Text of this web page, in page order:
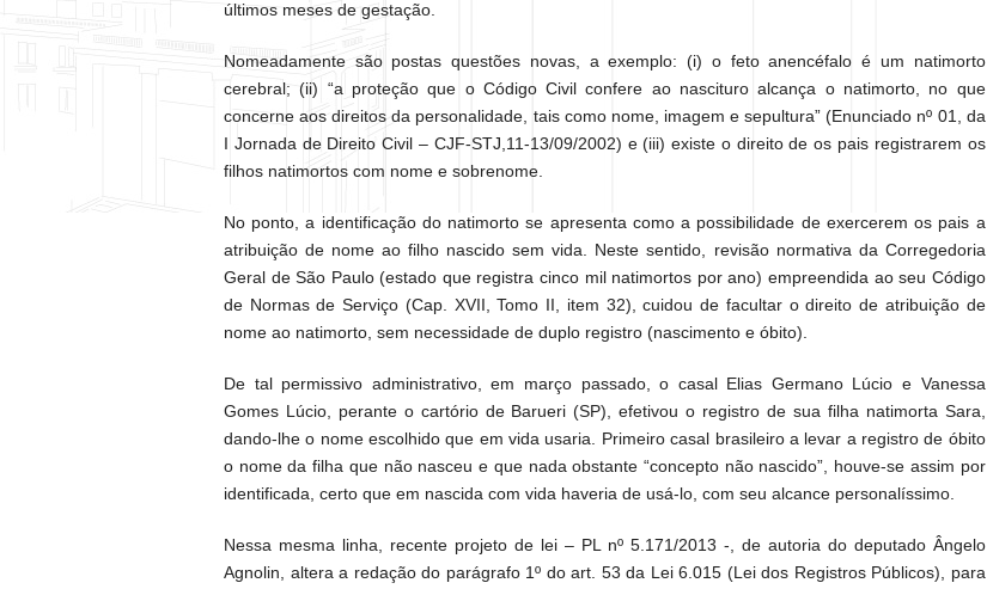
últimos meses de gestação.
Nomeadamente são postas questões novas, a exemplo: (i) o feto anencéfalo é um natimorto
cerebral; (ii) “a proteção que o Código Civil confere ao nascituro alcança o natimorto, no que
concerne aos direitos da personalidade, tais como nome, imagem e sepultura” (Enunciado nº 01, da
I Jornada de Direito Civil – CJF-STJ,11-13/09/2002) e (iii) existe o direito de os pais registrarem os
filhos natimortos com nome e sobrenome.
No ponto, a identificação do natimorto se apresenta como a possibilidade de exercerem os pais a
atribuição de nome ao filho nascido sem vida. Neste sentido, revisão normativa da Corregedoria
Geral de São Paulo (estado que registra cinco mil natimortos por ano) empreendida ao seu Código
de Normas de Serviço (Cap. XVII, Tomo II, item 32), cuidou de facultar o direito de atribuição de
nome ao natimorto, sem necessidade de duplo registro (nascimento e óbito).
De tal permissivo administrativo, em março passado, o casal Elias Germano Lúcio e Vanessa
Gomes Lúcio, perante o cartório de Barueri (SP), efetivou o registro de sua filha natimorta Sara,
dando-lhe o nome escolhido que em vida usaria. Primeiro casal brasileiro a levar a registro de óbito
o nome da filha que não nasceu e que nada obstante “concepto não nascido”, houve-se assim por
identificada, certo que em nascida com vida haveria de usá-lo, com seu alcance personalíssimo.
Nessa mesma linha, recente projeto de lei – PL nº 5.171/2013 -, de autoria do deputado Ângelo
Agnolin, altera a redação do parágrafo 1º do art. 53 da Lei 6.015 (Lei dos Registros Públicos), para